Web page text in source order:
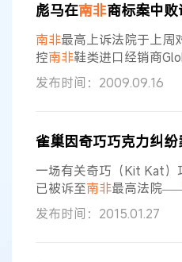
不确定的部分就是第25条
定、下落不明或者死亡后
条后面还有“如果此等版
彪马在南非商标案中败
南非最高上诉法院于上周
控南非鞋类进口经销商
商标权的申请予以驳回。
两者商标具有明显的区别
等法院提起商标侵权诉讼
类似于彪马的条形设计
发布时间：2009.09.16
雀巢因奇巧巧克力纠
一场有关奇巧（Kit Kat）
已被诉至南非最高法院
意审理雀巢与阿拉伯联合
间的纠纷，最高法院的裁
发布时间：2015.01.27